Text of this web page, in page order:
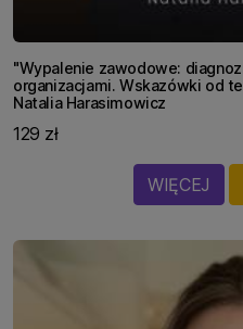
"Wypalenie zawodowe:
organizacjami. Wskazówki od
Natalia Harasimowicz
129 zł
WIĘCEJ